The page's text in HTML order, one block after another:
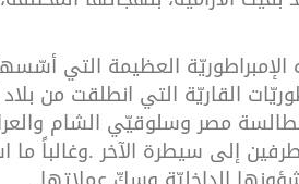
الإمبراطوريّة العظيمة التي
القاريّة التي انطلقت من بلاد
مصر وسلوقيّي الشام
إلى سيطرة الآخر.وغالباً ما